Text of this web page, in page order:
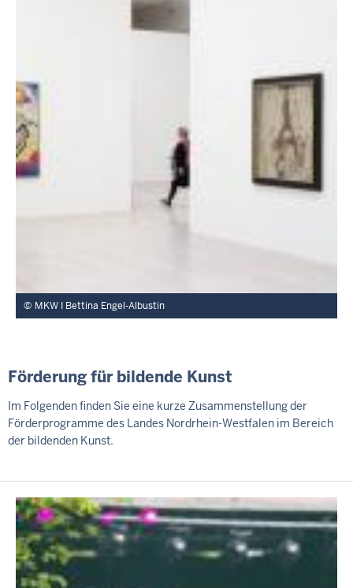
MKW I Bettina Engel-Albustin
Förderung für bildende Kunst
Im Folgenden finden Sie eine kurze Zusammenstellung der
Förderprogramme des Landes Nordrhein-Westfalen im Bereich
der bildenden Kunst.